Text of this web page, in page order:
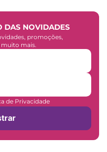
DAS NOVIDADES
promoções,
muito mais.
de Privacidade